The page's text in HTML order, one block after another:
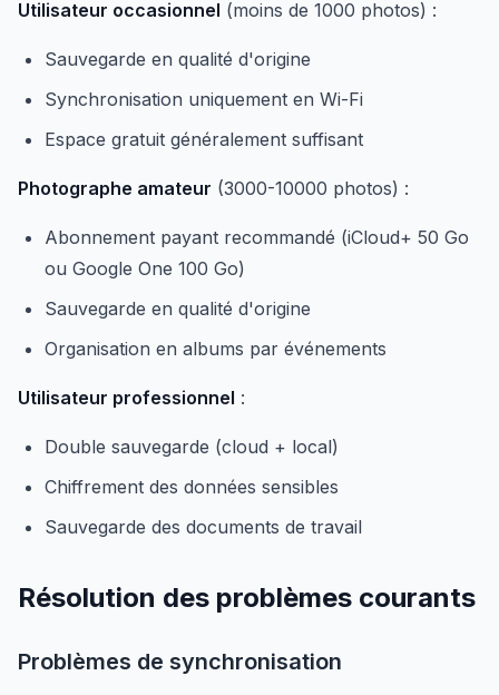
Utilisateur occasionnel (moins de 1000 photos) :
Sauvegarde en qualité d'origine
Synchronisation uniquement en Wi-Fi
Espace gratuit généralement suffisant
Photographe amateur (3000-10000 photos) :
Abonnement payant recommandé (iCloud+ 50 Go
ou Google One 100 Go)
Sauvegarde en qualité d'origine
Organisation en albums par événements
Utilisateur professionnel :
Double sauvegarde (cloud + local)
Chiffrement des données sensibles
Sauvegarde des documents de travail
Résolution des problèmes courants
Problèmes de synchronisation